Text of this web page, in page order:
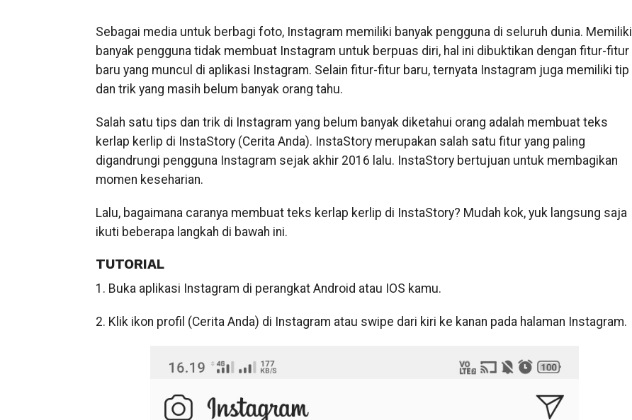
Sebagai media untuk berbagi foto, Instagram memiliki banyak pengguna di seluruh dunia. Memiliki
banyak pengguna tidak membuat Instagram untuk berpuas diri, hal ini dibuktikan dengan fitur-fitur
baru yang muncul di aplikasi Instagram. Selain fitur-fitur baru, ternyata Instagram juga memiliki tip
dan trik yang masih belum banyak orang tahu.
Salah satu tips dan trik di Instagram yang belum banyak diketahui orang adalah membuat teks
kerlap kerlip di InstaStory (Cerita Anda). InstaStory merupakan salah satu fitur yang paling
digandrungi pengguna Instagram sejak akhir 2016 lalu. InstaStory bertujuan untuk membagikan
momen keseharian.
Lalu, bagaimana caranya membuat teks kerlap kerlip di InstaStory? Mudah kok, yuk langsung saja
ikuti beberapa langkah di bawah ini.
TUTORIAL
1. Buka aplikasi Instagram di perangkat Android atau IOS kamu.
2. Klik ikon profil (Cerita Anda) di Instagram atau swipe dari kiri ke kanan pada halaman Instagram.